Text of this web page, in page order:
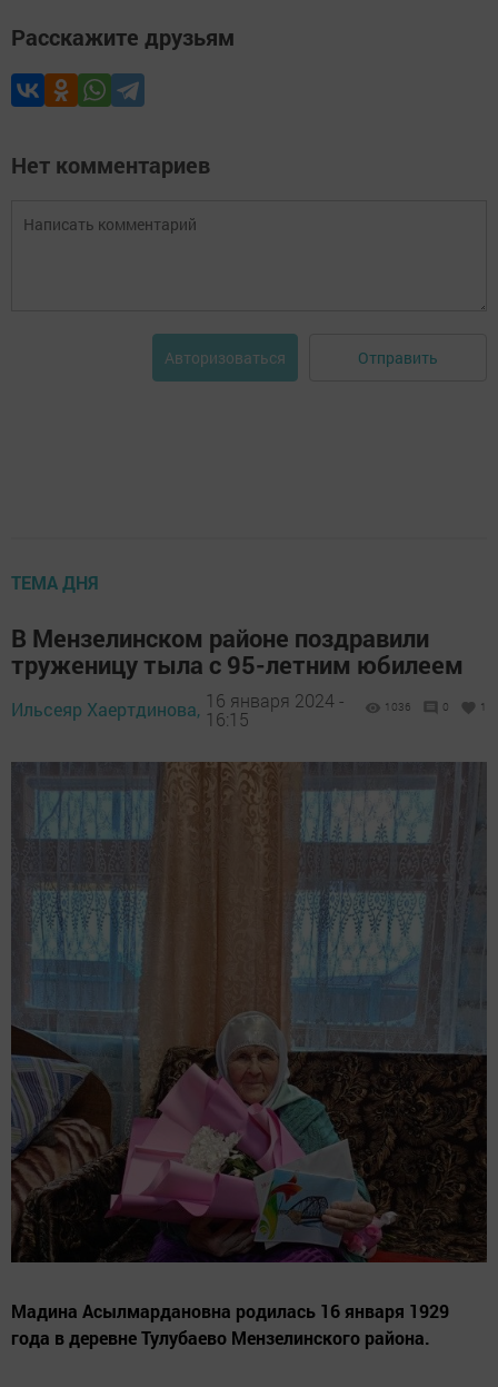
Расскажите друзьям
Нет комментариев
Авторизоваться Отправить
ТЕМА ДНЯ
В Мензелинском районе поздравили
труженицу тыла с 95-летним юбилеем
Ильсеяр Хаертдинова, 16 января 2024 -
16:15
1036 0 1
Мадина Асылмардановна родилась 16 января 1929
года в деревне Тулубаево Мензелинского района.